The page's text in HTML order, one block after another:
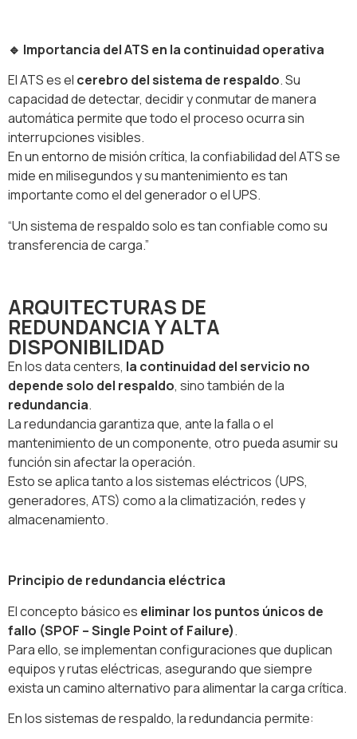
🔹 Importancia del ATS en la continuidad operativa
El ATS es el cerebro del sistema de respaldo. Su
capacidad de detectar, decidir y conmutar de manera
automática permite que todo el proceso ocurra sin
interrupciones visibles.
En un entorno de misión crítica, la confiabilidad del ATS se
mide en milisegundos y su mantenimiento es tan
importante como el del generador o el UPS.
“Un sistema de respaldo solo es tan confiable como su
transferencia de carga.”
ARQUITECTURAS DE
REDUNDANCIA Y ALTA
DISPONIBILIDAD
En los data centers, la continuidad del servicio no
depende solo del respaldo, sino también de la
redundancia.
La redundancia garantiza que, ante la falla o el
mantenimiento de un componente, otro pueda asumir su
función sin afectar la operación.
Esto se aplica tanto a los sistemas eléctricos (UPS,
generadores, ATS) como a la climatización, redes y
almacenamiento.
Principio de redundancia eléctrica
El concepto básico es eliminar los puntos únicos de
fallo (SPOF – Single Point of Failure).
Para ello, se implementan configuraciones que duplican
equipos y rutas eléctricas, asegurando que siempre
exista un camino alternativo para alimentar la carga crítica.
En los sistemas de respaldo, la redundancia permite: